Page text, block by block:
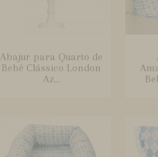
Abajur para Quarto de
Bebê Clássico London
Az...